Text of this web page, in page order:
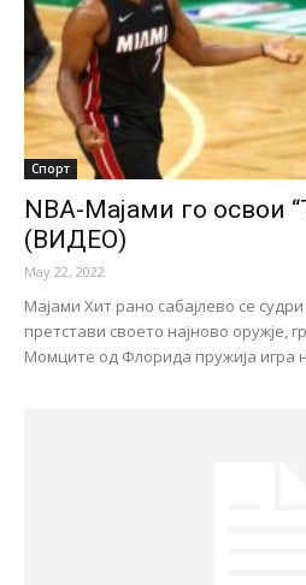
Спорт
NBA-Мајами го освои
(ВИДЕО)
May 22, 2022
Мајами Хит рано сабајлево се
претстави своето најново оружје,
Момците од Флорида пружија игра